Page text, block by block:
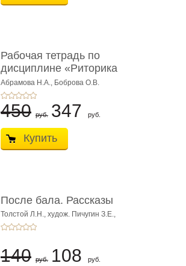
Рабочая тетрадь по
дисциплине «Риторика
для ю� ...
Абрамова Н.А., Боброва О.В.
450 руб. 347 руб.
Купить
После бала. Рассказы
Толстой Л.Н., худож. Пичугин З.Е.,
худож. Лебедев А.И.,
140 руб. 108 руб.